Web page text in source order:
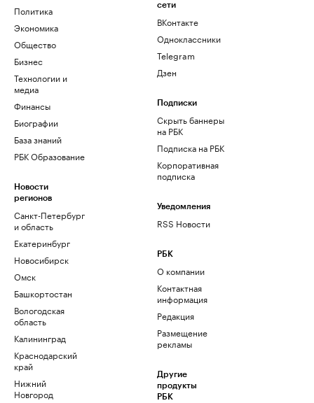
Политика
Экономика
Общество
Бизнес
Технологии и
медиа
Финансы
Биографии
База знаний
РБК Образование
Новости
регионов
Санкт-Петербург
и область
Екатеринбург
Новосибирск
Омск
Башкортостан
Вологодская
область
Калининград
Краснодарский
край
Нижний
Новгород
сети
ВКонтакте
Одноклассники
Telegram
Дзен
Подписки
Скрыть баннеры
на РБК
Подписка на РБК
Корпоративная
подписка
Уведомления
RSS Новости
РБК
О компании
Контактная
информация
Редакция
Размещение
рекламы
Другие
продукты
РБК